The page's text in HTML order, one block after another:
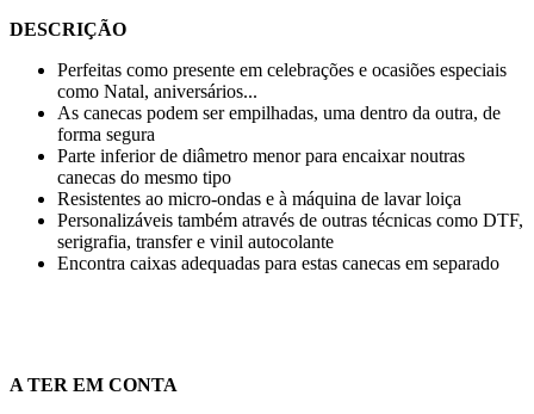
DESCRIÇÃO
Perfeitas como presente em celebrações e ocasiões especiais
como Natal, aniversários...
As canecas podem ser empilhadas, uma dentro da outra, de
forma segura
Parte inferior de diâmetro menor para encaixar noutras
canecas do mesmo tipo
Resistentes ao micro-ondas e à máquina de lavar loiça
Personalizáveis também através de outras técnicas como DTF,
serigrafia, transfere vinil autocolante
Encontra caixas adequadas para estas canecas em separado
A TER EM CONTA